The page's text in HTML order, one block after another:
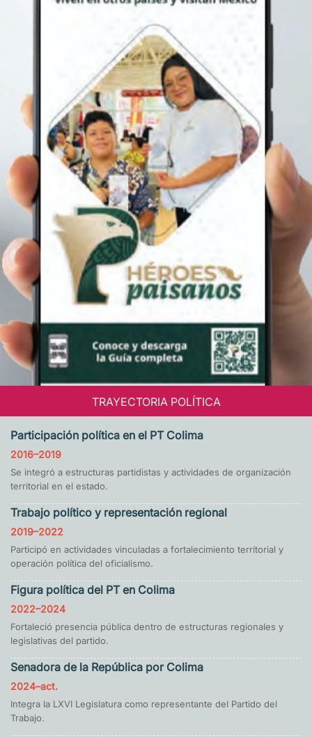
TRAYECTORIA POLÍTICA
Participación política en el PT Colima
2016–2019
Se integró a estructuras partidistas y actividades de organización
territorial en el estado.
Trabajo político y representación regional
2019–2022
Participó en actividades vinculadas a fortalecimiento territorial y
operación política del oficialismo.
Figura política del PT en Colima
2022–2024
Fortaleció presencia pública dentro de estructuras regionales y
legislativas del partido.
Senadora de la República por Colima
2024–act.
Integra la LXVI Legislatura como representante del Partido del
Trabajo.